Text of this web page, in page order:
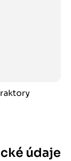
údaje